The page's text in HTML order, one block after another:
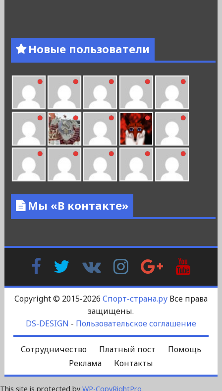
Новые пользователи
Мы «В контакте»
FacebookTwitter
Контакте
InstagramGoogle
Plus
Copyright © 2015-2026 Спорт-страна.руВсе права
защищены.
DS-DESIGN - Пользовательское соглашение
Сотрудничество Платный пост
Помощь
Реклама
Контакты
This site is protected by WP-CopyRightPro